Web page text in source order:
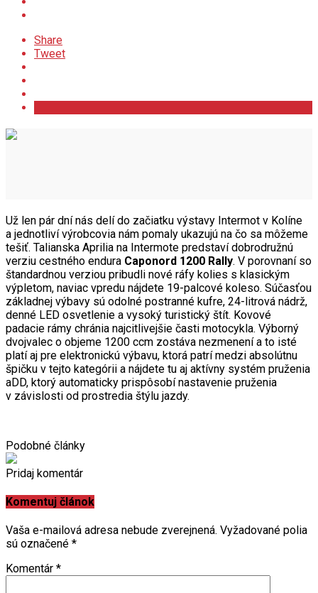
Share
Tweet
Už len pár dní nás delí do začiatku výstavy Intermot v Kolíne
a jednotliví výrobcovia nám pomaly ukazujú na čo sa môžeme
tešiť. Talianska Aprilia na Intermote predstaví dobrodružnú
verziu cestného endura Caponord 1200 Rally. V porovnaní so
štandardnou verziou pribudli nové ráfy kolies s klasickým
výpletom, naviac vpredu nájdete 19-palcové koleso. Súčasťou
základnej výbavy sú odolné postranné kufre, 24-litrová nádrž,
denné LED osvetlenie a vysoký turistický štít. Kovové
padacie rámy chránia najcitlivejšie časti motocykla. Výborný
dvojvalec o objeme 1200 ccm zostáva nezmenení a to isté
platí aj pre elektronickú výbavu, ktorá patrí medzi absolútnu
špičku v tejto kategórii a nájdete tu aj aktívny systém pruženia
aDD, ktorý automaticky prispôsobí nastavenie pruženia
v závislosti od prostredia štýlu jazdy.
Podobné články
Pridaj komentár
Komentuj článok
Vaša e-mailová adresa nebude zverejnená. Vyžadované polia
sú označené *
Komentár *